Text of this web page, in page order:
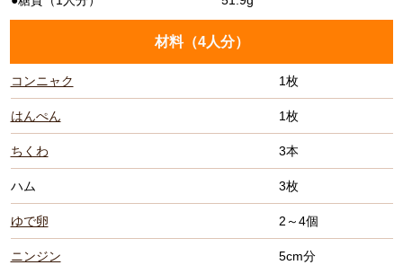
材料（4人分）
コンニャク 1枚
はんぺん 1枚
ちくわ 3本
ハム 3枚
ゆで卵 2～4個
ニンジン 5cm分